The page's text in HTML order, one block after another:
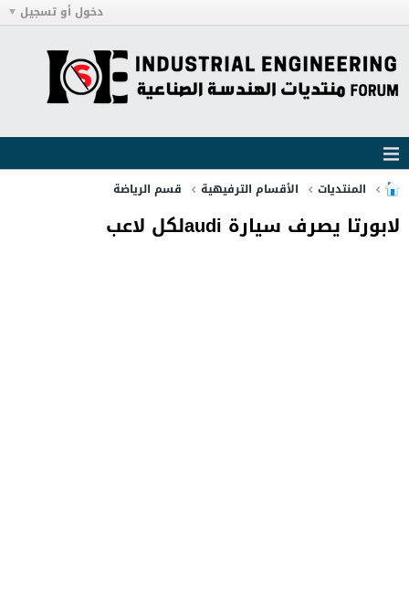
دخول أو تسجيل
المنتديات الأقسام الترفيهية قسم الرياضة
لابورتا يصرف سيارة audiلكل لاعب